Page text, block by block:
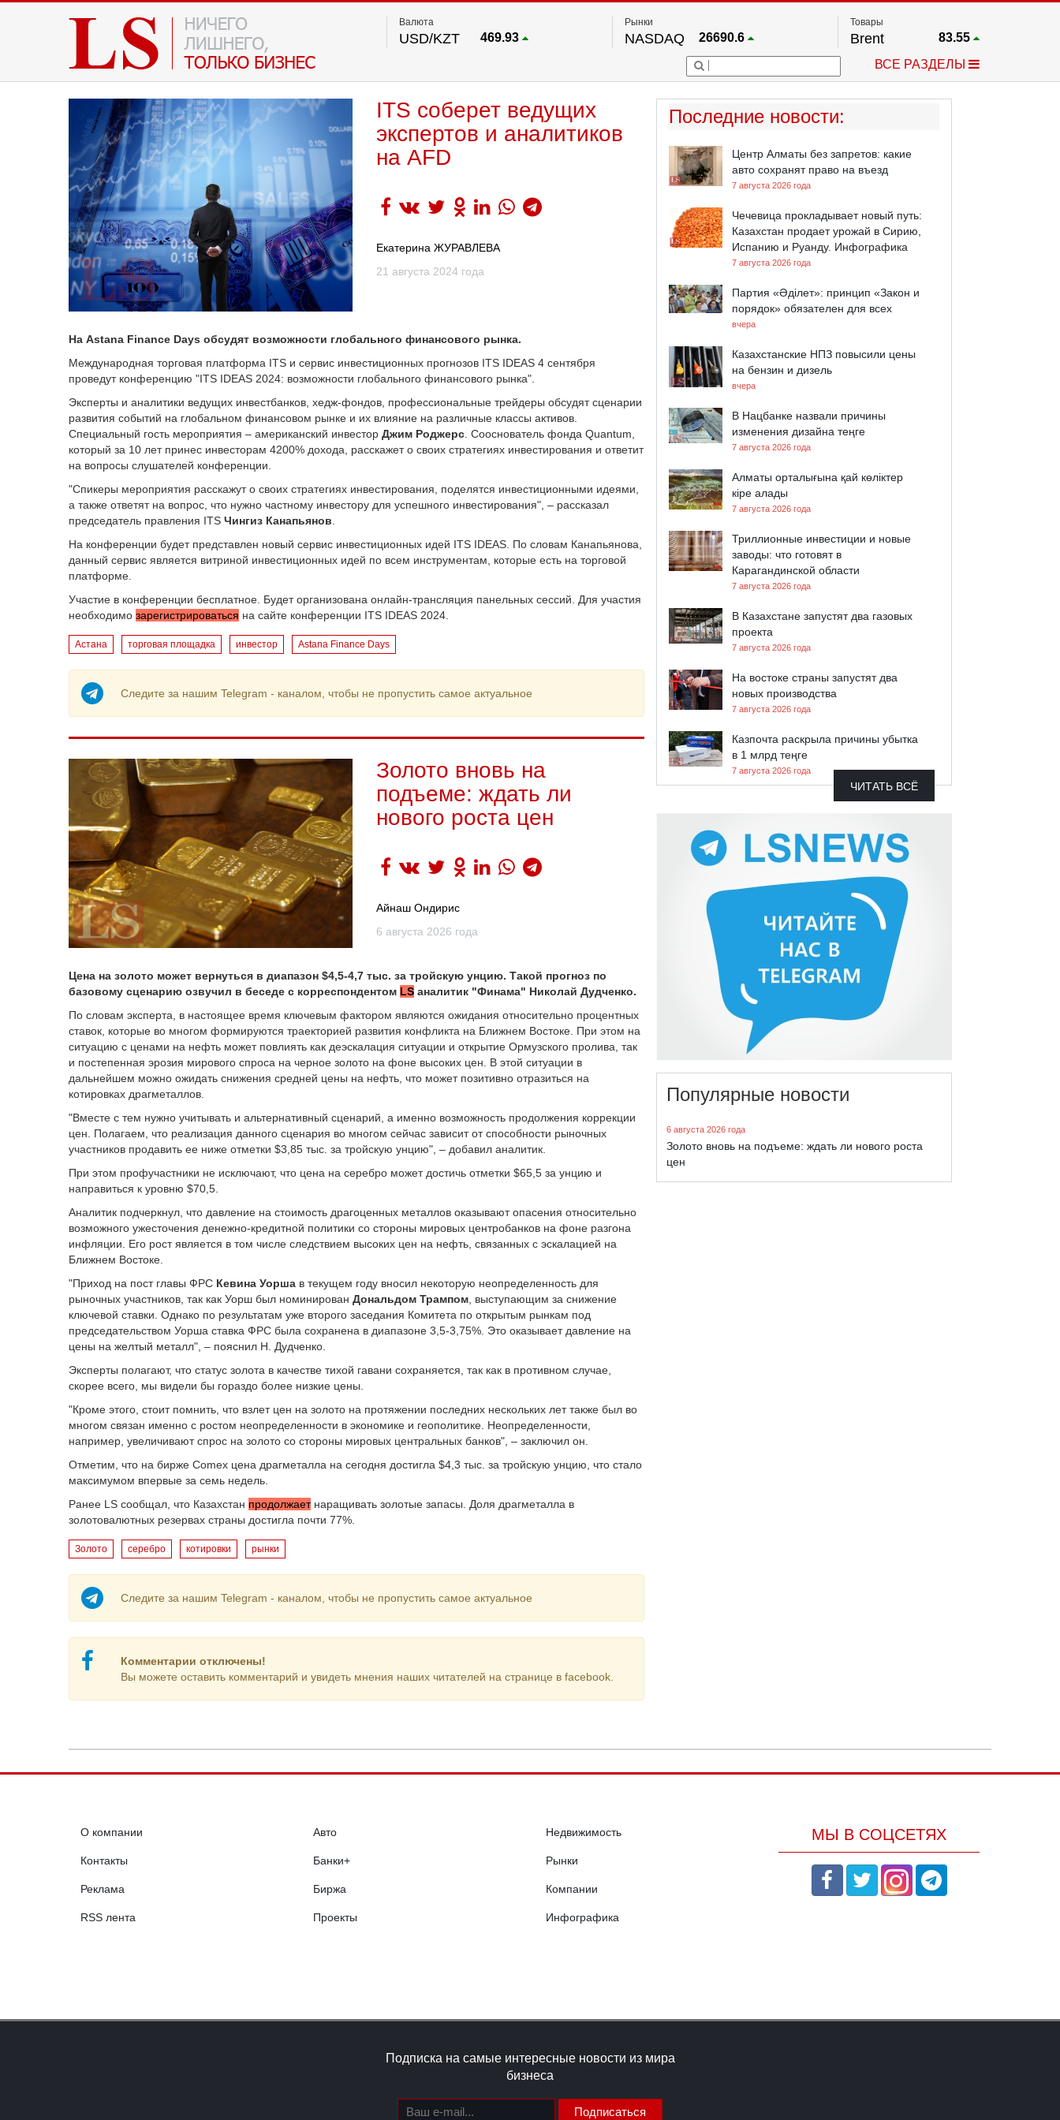
Валюта
USD/KZT 469.93
Рынки
NASDAQ 26690.6
FTSE 100 67.17
54036.9
S&P 500
24595.2
Товары
Brent 83.55
Платина
2.662
ВСЕ РАЗДЕЛЫ
ITS соберет ведущих
экспертов и аналитиков
на AFD
Екатерина ЖУРАВЛЕВА
21 августа 2024 года
На Astana Finance Days обсудят возможности глобального финансового рынка.
Международная торговая платформа ITS и сервис инвестиционных прогнозов ITS IDEAS 4 сентября
проведут конференцию "ITS IDEAS 2024: возможности глобального финансового рынка".
Эксперты и аналитики ведущих инвестбанков, хедж-фондов, профессиональные трейдеры обсудят сценарии
развития событий на глобальном финансовом рынке и их влияние на различные классы активов.
Специальный гость мероприятия – американский инвестор Джим Роджерс . Сооснователь фонда Quantum,
который за 10 лет принес инвесторам 4200% дохода, расскажет о своих стратегиях инвестирования и ответит
на вопросы слушателей конференции.
"Спикеры мероприятия расскажут о своих стратегиях инвестирования, поделятся инвестиционными идеями,
а также ответят на вопрос, что нужно частному инвестору для успешного инвестирования", – рассказал
председатель правления ITS Чингиз Канапьянов
На конференции будет представлен новый сервис инвестиционных идей ITS IDEAS. По словам Канапьянова,
данный сервис является витриной инвестиционных идей по всем инструментам, которые есть на торговой
платформе.
Участие в конференции бесплатное. Будет организована онлайн-трансляция панельных сессий. Для участия
необходимо зарегистрироваться на сайте конференции ITS IDEAS 2024.
Астана торговая площадка инвестор Astana Finance Days
Следите за нашим Telegram - каналом, чтобы не пропустить самое актуальное
Золото вновь на
подъеме: ждать ли
нового роста цен
Айнаш Ондирис
6 августа 2026 года
Цена на золото может вернуться в диапазон $4,5-4,7 тыс. за тройскую унцию. Такой прогноз по
базовому сценарию озвучил в беседе с корреспондентом LS аналитик "Финама" Николай Дудченко.
По словам эксперта, в настоящее время ключевым фактором являются ожидания относительно процентных
ставок, которые во многом формируются траекторией развития конфликта на Ближнем Востоке. При этом на
ситуацию с ценами на нефть может повлиять как деэскалация ситуации и открытие Ормузского пролива, так
и постепенная эрозия мирового спроса на черное золото на фоне высоких цен. В этой ситуации в
дальнейшем можно ожидать снижения средней цены на нефть, что может позитивно отразиться на
котировках драгметаллов.
"Вместе с тем нужно учитывать и альтернативный сценарий, а именно возможность продолжения коррекции
цен. Полагаем, что реализация данного сценария во многом сейчас зависит от способности рыночных
участников продавить ее ниже отметки $3,85 тыс. за тройскую унцию", – добавил аналитик.
При этом профучастники не исключают, что цена на серебро может достичь отметки $65,5 за унцию и
направиться к уровню $70,5.
Аналитик подчеркнул, что давление на стоимость драгоценных металлов оказывают опасения относительно
возможного ужесточения денежно-кредитной политики со стороны мировых центробанков на фоне разгона
инфляции. Его рост является в том числе следствием высоких цен на нефть, связанных с эскалацией на
Ближнем Востоке.
"Приход на пост главы ФРС Кевина Уорша в текущем году вносил некоторую неопределенность для
рыночных участников, так как Уорш был номинирован Дональдом Трампом , выступающим за снижение
ключевой ставки. Однако по результатам уже второго заседания Комитета по открытым рынкам под
председательством Уорша ставка ФРС была сохранена в диапазоне 3,5-3,75%. Это оказывает давление на
цены на желтый металл", – пояснил Н. Дудченко.
Эксперты полагают, что статус золота в качестве тихой гавани сохраняется, так как в противном случае,
скорее всего, мы видели бы гораздо более низкие цены.
"Кроме этого, стоит помнить, что взлет цен на золото на протяжении последних нескольких лет также был во
многом связан именно с ростом неопределенности в экономике и геополитике. Неопределенности,
например, увеличивают спрос на золото со стороны мировых центральных банков", – заключил он.
Отметим, что на бирже Comex цена драгметалла на сегодня достигла $4,3 тыс. за тройскую унцию, что стало
максимумом впервые за семь недель.
Ранее LS сообщал, что Казахстан продолжаетнаращивать золотые запасы. Доля драгметалла в
золотовалютных резервах страны достигла почти 77%.
Золото серебро котировки рынки
Следите за нашим Telegram - каналом, чтобы не пропустить самое актуальное
Комментарии отключены!
Вы можете оставить комментарий и увидеть мнения наших читателей на странице в facebook.
Последние новости:
Центр Алматы без запретов: какие
авто сохранят право на въезд
7 августа 2026 года
Чечевица прокладывает новый путь:
Казахстан продает урожай в Сирию,
Испанию и Руанду. Инфографика
7 августа 2026 года
Партия «Әділет»: принцип «Закон и
порядок» обязателен для всех
вчера
Казахстанские НПЗ повысили цены
на бензин и дизель
вчера
В Нацбанке назвали причины
изменения дизайна теңге
7 августа 2026 года
Алматы орталығына қай көліктер
кіре алады
7 августа 2026 года
Триллионные инвестиции и новые
заводы: что готовят в
Карагандинской области
7 августа 2026 года
В Казахстане запустят два газовых
проекта
7 августа 2026 года
На востоке страны запустят два
новых производства
7 августа 2026 года
Казпочта раскрыла причины убытка
в 1 млрд теңге
7 августа 2026 года
ЧИТАТЬ ВСЁ
Популярные новости
6 августа 2026 года
Золото вновь на подъеме: ждать ли нового роста
цен
О компании
Контакты
Реклама
RSS лента
Авто
Банки+
Биржа
Проекты
Недвижимость
Рынки
Компании
Инфографика
МЫ В СОЦСЕТЯХ
Подписка на самые интересные новости из мира
бизнеса
Подписаться